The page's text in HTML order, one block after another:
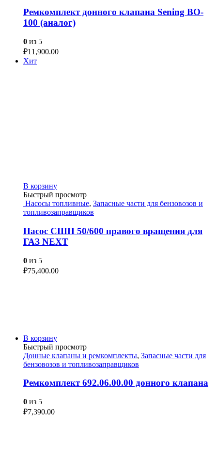
Ремкомплект донного клапана Sening BO-
100 (аналог)
0 из 5
₽11,900.00
Хит
В корзину
Быстрый просмотр
Насосы топливные, Запасные части для бензовозов и
топливозаправщиков
Насос СШН 50/600 правого вращения для
ГАЗ NEXT
0 из 5
₽75,400.00
В корзину
Быстрый просмотр
Донные клапаны и ремкомплекты, Запасные части для
бензовозов и топливозаправщиков
Ремкомплект 692.06.00.00 донного клапана
0 из 5
₽7,390.00